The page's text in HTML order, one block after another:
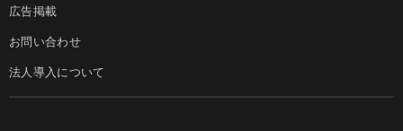
広告掲載
お問い合わせ
法人導入について